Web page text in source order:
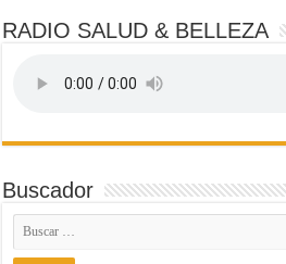
RADIO SALUD & BELLEZA
Buscador